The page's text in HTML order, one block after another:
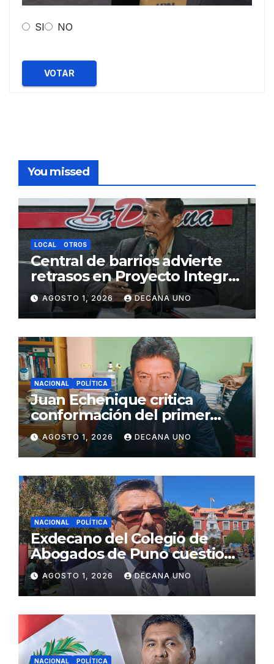
SI NO
VOTAR
You missed
LOCAL OTROS
Central de barrios advierte
retrasos en Proyecto Integral
de Agua y Alcantarillado para
Juliaca
AGOSTO 1, 2026 DECANA UNO
NACIONAL POLÍTICA
Juan Echenique critica
conformación del primer
gabinete ministerial de Keiko
Fujimori
AGOSTO 1, 2026 DECANA UNO
NACIONAL POLÍTICA
Exdecano del Colegio de
Abogados de Puno cuestiona
propuestas sobre seguridad
ciudadana
AGOSTO 1, 2026 DECANA UNO
NACIONAL POLÍTICA